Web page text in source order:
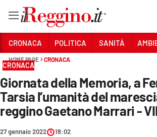
Sezioni
CRONACA
POLITICA
SANITÀ
CRONACA POLITICA SANITÀ
HOME PAGE CRONACA
CRONACA
Giornata della Memoria, a
Tarsia l’umanità del
reggino Gaetano Marrari -
27 gennaio 2022 18:02